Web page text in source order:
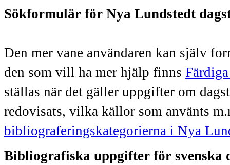
Sökformulär för Nya Lundstedt
Den mer vane användaren kan själv
den som vill ha mer hjälp finns
ställas när det gäller uppgifter om
redovisats, vilka källor som använts
bibliograferingskategorierna i Nya
Bibliografiska uppgifter för svenska